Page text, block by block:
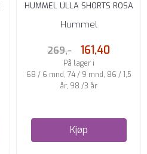
HUMMEL ULLA SHORTS ROSA
Hummel
269,- 161,40
På lager i
68 / 6 mnd, 74 / 9 mnd, 86 / 1,5
år, 98 /3 år
Kjøp